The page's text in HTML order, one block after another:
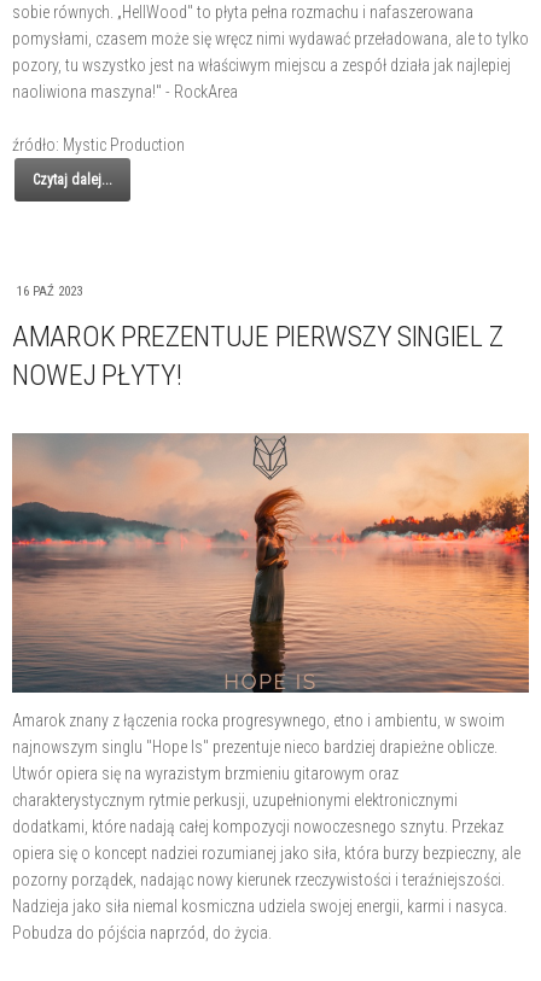
sobie równych. „HellWood" to płyta pełna rozmachu i nafaszerowana
pomysłami, czasem może się wręcz nimi wydawać przeładowana, ale to tylko
pozory, tu wszystko jest na właściwym miejscu a zespół działa jak najlepiej
naoliwiona maszyna!" - RockArea
źródło: Mystic Production
Czytaj dalej...
16 PAŹ 2023
AMAROK PREZENTUJE PIERWSZY SINGIEL Z
NOWEJ PŁYTY!
Amarok znany z łączenia rocka progresywnego, etno i ambientu, w swoim
najnowszym singlu "Hope Is" prezentuje nieco bardziej drapieżne oblicze.
Utwór opiera się na wyrazistym brzmieniu gitarowym oraz
charakterystycznym rytmie perkusji, uzupełnionymi elektronicznymi
dodatkami, które nadają całej kompozycji nowoczesnego sznytu. Przekaz
opiera się o koncept nadziei rozumianej jako siła, która burzy bezpieczny, ale
pozorny porządek, nadając nowy kierunek rzeczywistości i teraźniejszości.
Nadzieja jako siła niemal kosmiczna udziela swojej energii, karmi i nasyca.
Pobudza do pójścia naprzód, do życia.